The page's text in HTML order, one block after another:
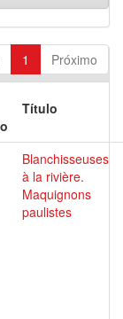
1 Próximo
Título
Blanchisseuses
à la rivière.
Maquignons
paulistes